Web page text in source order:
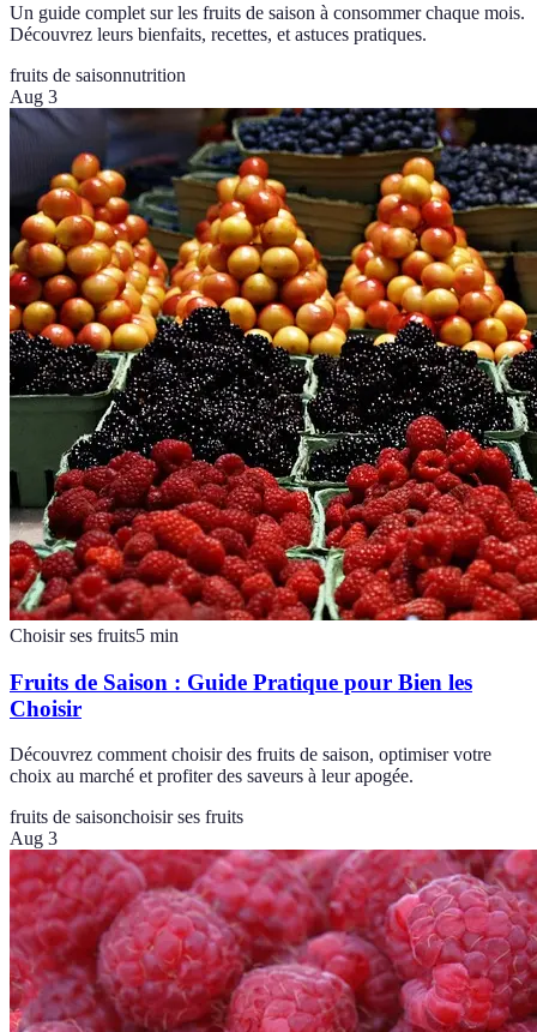
Un guide complet sur les fruits de saison à consommer chaque mois.
Découvrez leurs bienfaits, recettes, et astuces pratiques.
fruits de saisonnutrition
Aug 3
Choisir ses fruits5 min
Fruits de Saison : Guide Pratique pour Bien les
Choisir
Découvrez comment choisir des fruits de saison, optimiser votre
choix au marché et profiter des saveurs à leur apogée.
fruits de saisonchoisir ses fruits
Aug 3